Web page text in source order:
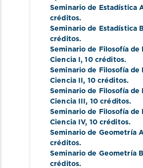
Seminario de Estadística
créditos.
Seminario de Estadística
créditos.
Seminario de Filosofía de
Ciencia I, 10 créditos.
Seminario de Filosofía de
Ciencia II, 10 créditos.
Seminario de Filosofía de
Ciencia III, 10 créditos.
Seminario de Filosofía de
Ciencia IV, 10 créditos.
Seminario de Geometría
créditos.
Seminario de Geometría
créditos.